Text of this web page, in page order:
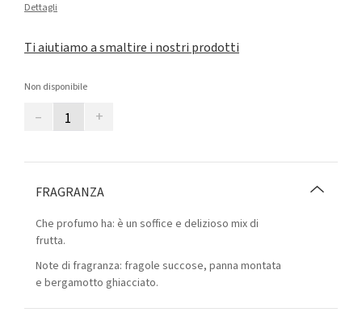
Dettagli
Ti aiutiamo a smaltire i nostri prodotti
Non disponibile
– +
FRAGRANZA
Che profumo ha: è un soffice e delizioso mix di
frutta.
Note di fragranza: fragole succose, panna montata
e bergamotto ghiacciato.